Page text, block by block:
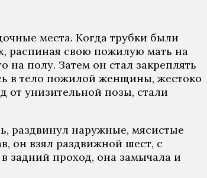
места. Когда трубки были
распиная свою пожилую мать на
на полу. Затем он стал закреплять
в тело пожилой женщины, жестоко
от унизительной позы, стали
раздвинул наружные, мясистые
он взял раздвижной шест, с
задний проход, она замычала и